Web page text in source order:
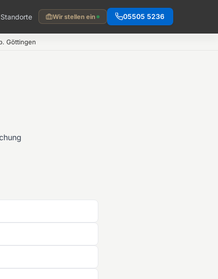
Standorte Wir stellen ein 05505 5236
Göttingen